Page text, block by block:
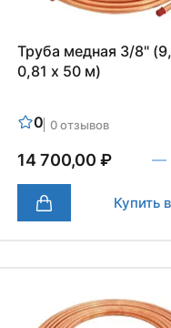
Труба медная 3/8"
0,81 х 50 м)
0 0 отзывов
14 700,00 ₽
Купить